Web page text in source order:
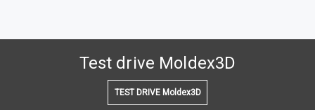
Test drive Moldex3D
TEST DRIVE Moldex3D